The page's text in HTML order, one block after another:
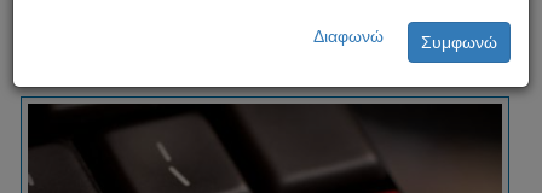
Διαφωνώ Συμφωνώ